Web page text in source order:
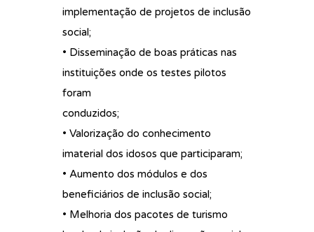
implementação de projetos de inclusão
social;
• Disseminação de boas práticas nas
instituições onde os testes pilotos
foram
conduzidos;
• Valorização do conhecimento
imaterial dos idosos que participaram;
• Aumento dos módulos e dos
beneficiários de inclusão social;
• Melhoria dos pacotes de turismo